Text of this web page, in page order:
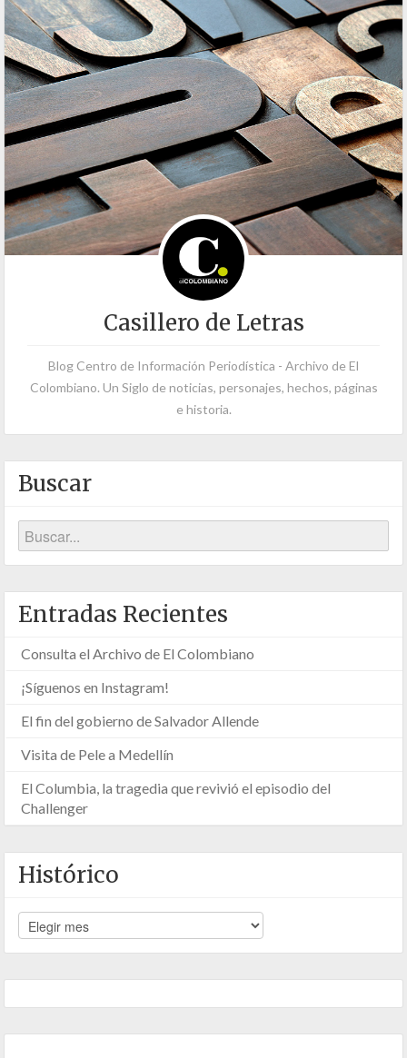
Casillero de Letras
Blog Centro de Información Periodística - Archivo de El
Colombiano. Un Siglo de noticias, personajes, hechos, páginas
e historia.
Buscar
Entradas Recientes
Consulta el Archivo de El Colombiano
¡Síguenos en Instagram!
El fin del gobierno de Salvador Allende
Visita de Pele a Medellín
El Columbia, la tragedia que revivió el episodio del
Challenger
Histórico